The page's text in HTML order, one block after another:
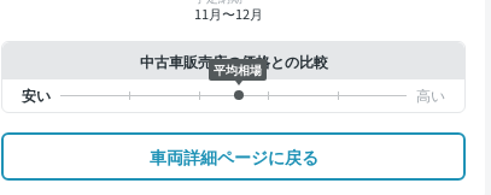
11月〜12月
中古車販売店の価格との比較
平均相場
車両詳細ページに戻る